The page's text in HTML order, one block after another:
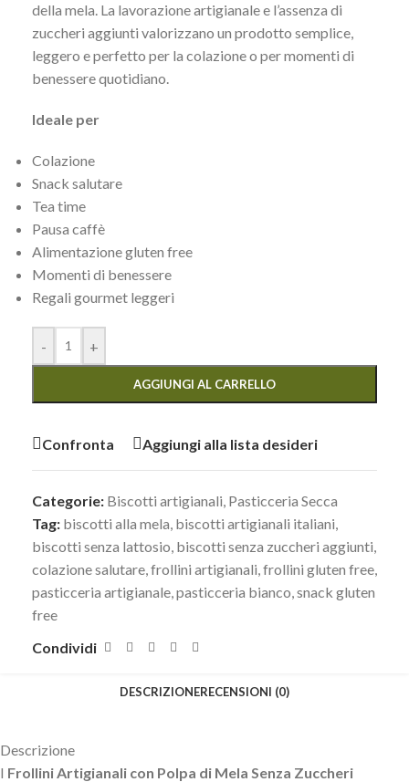
della mela. La lavorazione artigianale e l’assenza di
zuccheri aggiunti valorizzano un prodotto semplice,
leggero e perfetto per la colazione o per momenti di
benessere quotidiano.
Ideale per
Colazione
Snack salutare
Tea time
Pausa caffè
Alimentazione gluten free
Momenti di benessere
Regali gourmet leggeri
- +
AGGIUNGI AL CARRELLO
Confronta Aggiungi alla lista desideri
Categorie: Biscotti artigianali, Pasticceria Secca
Tag: biscotti alla mela, biscotti artigianali italiani,
biscotti senza lattosio, biscotti senza zuccheri aggiunti,
colazione salutare,frollini artigianali,frollini gluten free,
pasticceria artigianale,pasticceria bianco,snack gluten
free
Condividi
DESCRIZIONERECENSIONI (0)
Descrizione
I Frollini Artigianali con Polpa di Mela Senza Zuccheri